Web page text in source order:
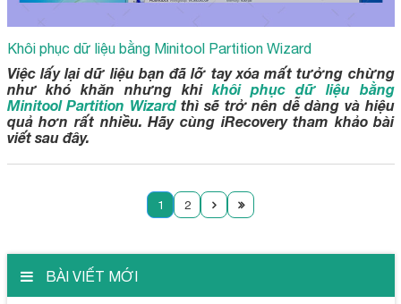
Khôi phục dữ liệu bằng Minitool Partition Wizard
Việc lấy lại dữ liệu bạn đã lỡ tay xóa mất tưởng chừng
như khó khăn nhưng khi khôi phục dữ liệu bằng
Minitool Partition Wizardthì sẽ trở nên dễ dàng và hiệu
quả hơn rất nhiều. Hãy cùng iRecovery tham khảo bài
viết sau đây.
1 2
BÀI VIẾT MỚI